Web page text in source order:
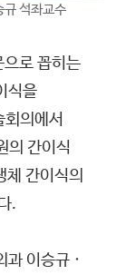
규 석좌교수
로 꼽히는
식을
의에서
의 간이식
간이식의
.
과 이승규 ·